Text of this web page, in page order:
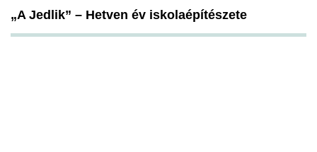
„A Jedlik” – Hetven év iskolaépítészete